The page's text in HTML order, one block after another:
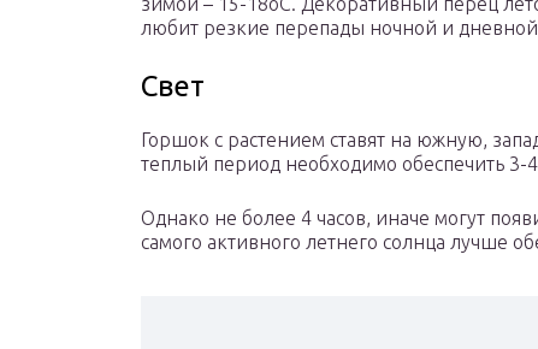
любит резкие перепады ночной и
Свет
Горшок с растением ставят на южную,
теплый период необходимо обеспечить 3-
Однако не более 4 часов, иначе могут
самого активного летнего солнца лучше